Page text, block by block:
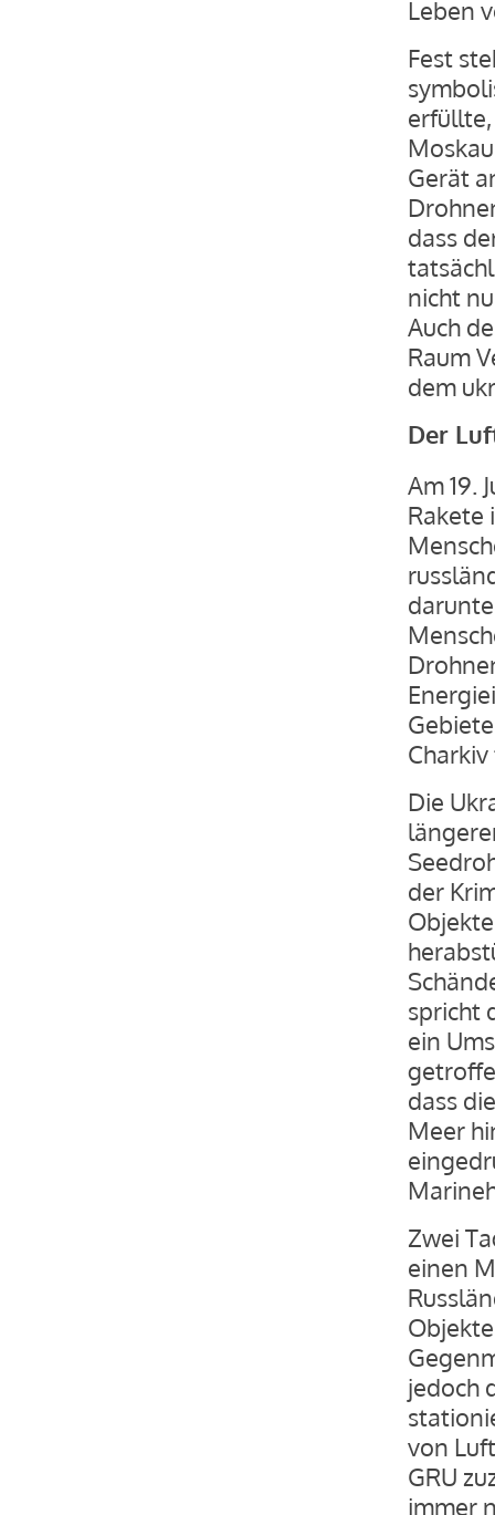
Leben
Fest
Gerät
dass
nicht
Auch
Raum
dem
Der
Am 19.
Rakete
Die
der
spricht
ein
dass
Meer
Zwei
einen
jedoch
von
GRU
immer